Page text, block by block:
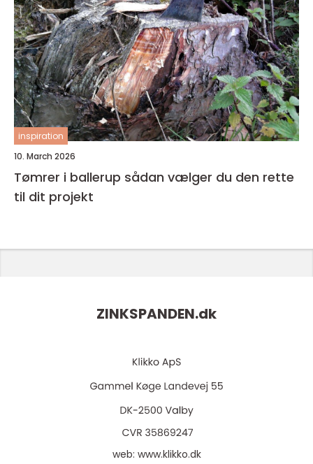
inspiration
10. March 2026
Tømrer i ballerup sådan vælger du den rette
til dit projekt
ZINKSPANDEN.dk
web: www.klikko.dk